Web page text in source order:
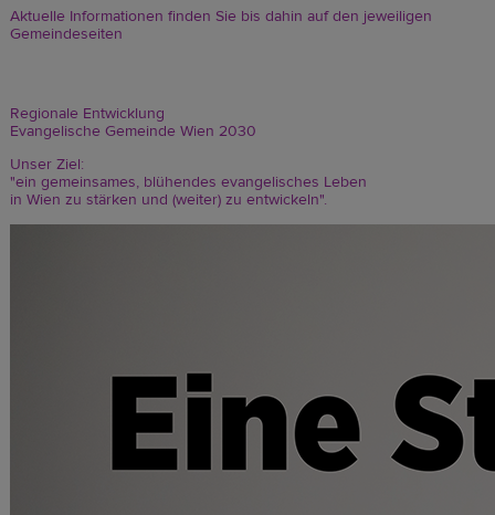
Aktuelle Informationen finden Sie bis dahin auf den jeweiligen
Gemeindeseiten
Regionale Entwicklung
Evangelische Gemeinde Wien 2030
Unser Ziel:
"ein gemeinsames, blühendes evangelisches Leben
in Wien zu stärken und (weiter) zu entwickeln".